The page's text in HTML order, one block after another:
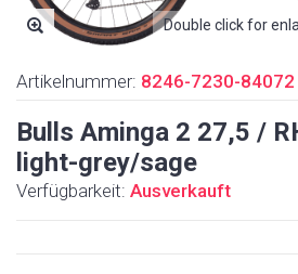
Double click for
Artikelnummer: 8246-7230-84072
Bulls Aminga 2 27,5 /
light-grey/sage
Verfügbarkeit: Ausverkauft